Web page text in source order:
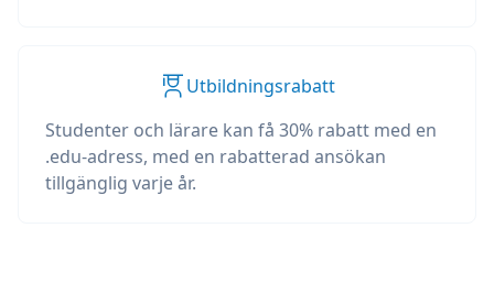
Utbildningsrabatt
Studenter och lärare kan få 30% rabatt med en
.edu-adress, med en rabatterad ansökan
tillgänglig varje år.